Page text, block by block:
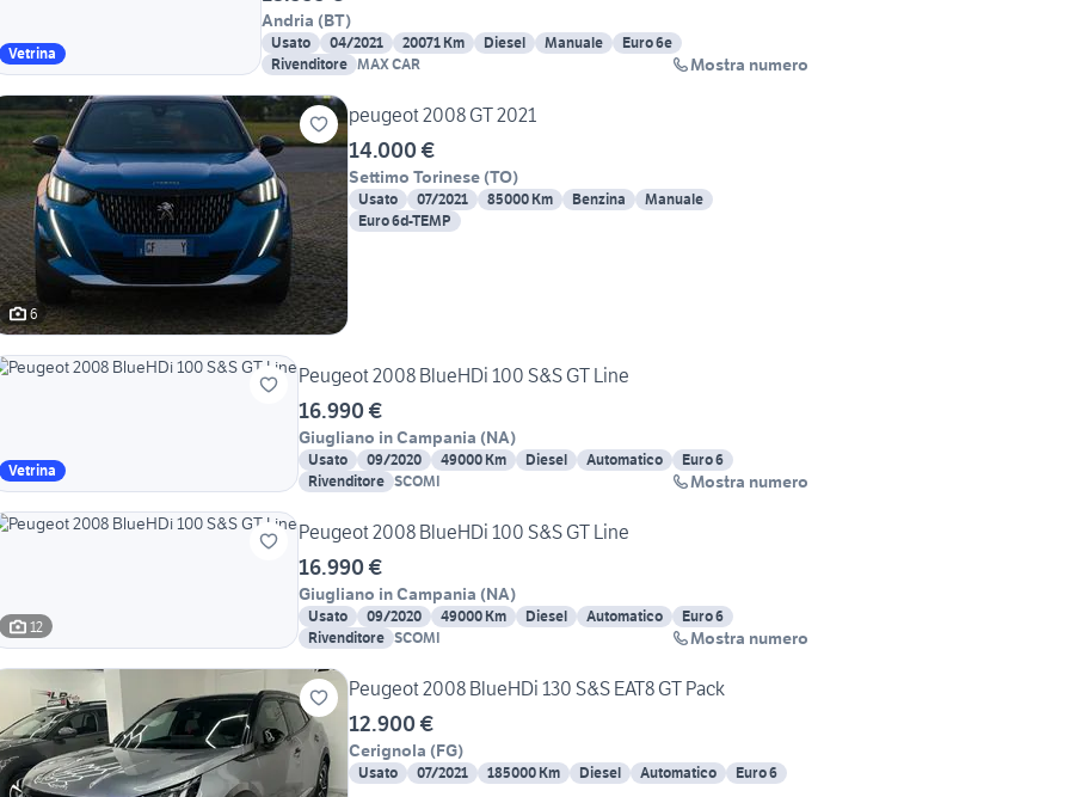
Vetrina
Andria (BT)
Usato 04/2021 20071 Km Diesel Manuale
Euro 6e
Rivenditore MAX CAR Mostra numero
6
peugeot 2008 GT 2021
14.000 €
Settimo Torinese (TO)
Usato 07/2021 85000 Km Benzina
Manuale
Euro 6d-TEMP
Vetrina
Peugeot 2008 BlueHDi 100 S&S GT Line
16.990 €
Giugliano in Campania (NA)
Usato 09/2020 49000 Km Diesel Automatico
Euro 6
Rivenditore SCOMI Mostra numero
12
Peugeot 2008 BlueHDi 100 S&S GT Line
16.990 €
Giugliano in Campania (NA)
Usato 09/2020 49000 Km Diesel Automatico
Euro 6
Rivenditore SCOMI Mostra numero
Peugeot 2008 BlueHDi 130 S&S EAT8 GT Pack
12.900 €
Cerignola (FG)
Usato 07/2021 185000 Km Diesel Automatico Euro 6